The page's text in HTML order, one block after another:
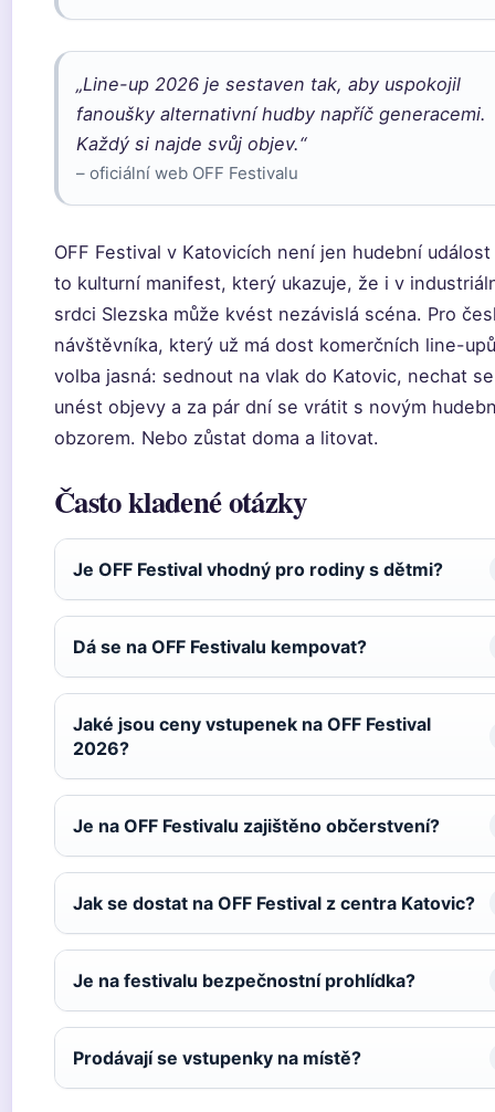
„Line-up 2026 je sestaven tak, aby uspokojil
fanoušky alternativní hudby napříč generacemi.
Každý si najde svůj objev.“
– oficiální web OFF Festivalu
OFF Festival v Katovicích není jen hudební událost
to kulturní manifest, který ukazuje, že i v
srdci Slezska může kvést nezávislá scéna. Pro
návštěvníka, který už má dost komerčních line-
volba jasná: sednout na vlak do Katovic, nechat se
unést objevy a za pár dní se vrátit s novým
obzorem. Nebo zůstat doma a litovat.
Často kladené otázky
Je OFF Festival vhodný pro rodiny s dětmi?
Dá se na OFF Festivalu kempovat?
Jaké jsou ceny vstupenek na OFF Festival
2026?
Je na OFF Festivalu zajištěno občerstvení?
Jak se dostat na OFF Festival z centra Katovic?
Je na festivalu bezpečnostní prohlídka?
Prodávají se vstupenky na místě?